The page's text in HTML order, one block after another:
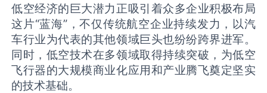
低空经济的巨大潜力正吸引着众多企业积极布局
这片“蓝海”，不仅传统航空企业持续发力，以汽
车行业为代表的其他领域巨头也纷纷跨界进军。
同时，低空技术在多领域取得持续突破，为低空
飞行器的大规模商业化应用和产业腾飞奠定坚实
的技术基础。